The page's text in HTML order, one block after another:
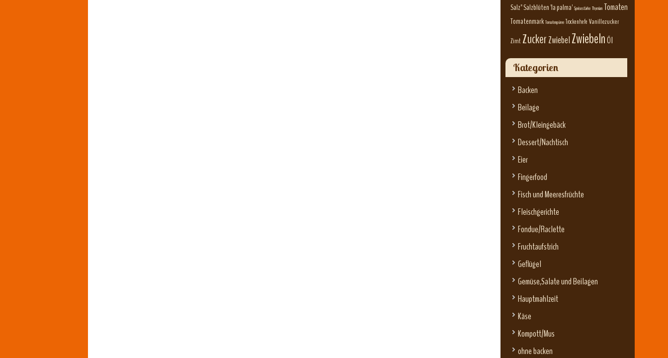
Salz" Salzblüten 'la palma' Speisestärke Thymian Tomaten
Tomatenmark Tomatenpüree Trockenhefe Vanillezucker
Zimt ZuckerZwiebelZwiebelnÖl
Kategorien
Backen
Beilage
Brot/Kleingebäck
Dessert/Nachtisch
Eier
Fingerfood
Fisch und Meeresfrüchte
Fleischgerichte
Fondue/Raclette
Fruchtaufstrich
Geflügel
Gemüse,Salate und Beilagen
Hauptmahlzeit
Käse
Kompott/Mus
ohne backen